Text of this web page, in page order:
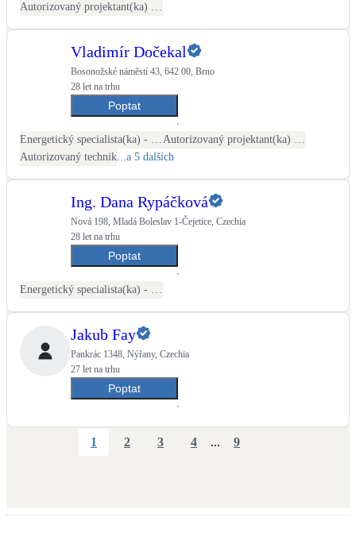
Vladimír Dočekal
Bosonožské náměstí 43, 642 00, Brno
28 let na trhu
Poptat
Autorizovaný technik ...a 5 dalších
Ing. Dana Rypáčková
Nová 198, Mladá Boleslav 1-Čejetice, Czechia
28 let na trhu
Poptat
Jakub Fay
Pankrác 1348, Nýřany, Czechia
27 let na trhu
Poptat
1 2 3 4 ... 9